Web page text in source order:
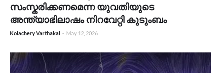
സംസ്കരിക്കണമെന്ന യുവതിയുടെ
അന്ത്യാഭിലാഷം നിറവേറ്റി കുടുംബം
Kolachery Varthakal - May 12, 2026